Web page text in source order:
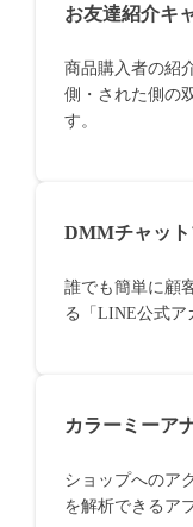
お友達紹介キ
商品購入者の紹
側・された側の
す。
DMMチャット
誰でも簡単に顧
る「LINE公式ア
カラーミーア
ショップへのア
を解析できるア